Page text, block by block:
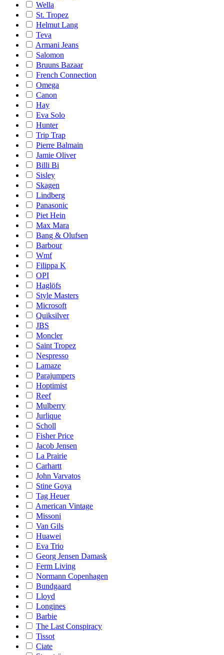
Wella
St. Tropez
Helmut Lang
Teva
Armani Jeans
Salomon
Bruuns Bazaar
French Connection
Omega
Canon
Hay
Eva Solo
Hunter
Trip Trap
Pierre Balmain
Jamie Oliver
Billi Bi
Sisley
Skagen
Lindberg
Panasonic
Piet Hein
Max Mara
Bang & Olufsen
Barbour
Wmf
Filippa K
OPI
Haglöfs
Style Masters
Microsoft
Quiksilver
JBS
Moncler
Saint Tropez
Nespresso
Lamaze
Parajumpers
Hoptimist
Reef
Mulberry
Jurlique
Scholl
Fisher Price
Jacob Jensen
La Prairie
Carhartt
John Varvatos
Stine Goya
Tag Heuer
American Vintage
Missoni
Van Gils
Huawei
Eva Trio
Georg Jensen Damask
Ferm Living
Normann Copenhagen
Bundgaard
Lloyd
Longines
Barbie
The Last Conspiracy
Tissot
Ciate